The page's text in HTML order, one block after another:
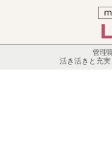
管理
活き活きと充